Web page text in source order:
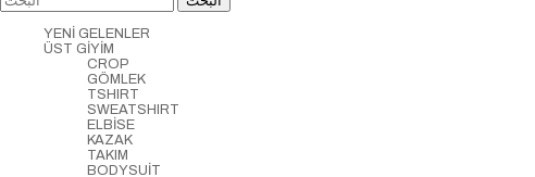
YENİ GELENLER
ÜST GİYİM
CROP
GÖMLEK
TSHIRT
SWEATSHIRT
ELBİSE
KAZAK
TAKIM
BODYSUİT